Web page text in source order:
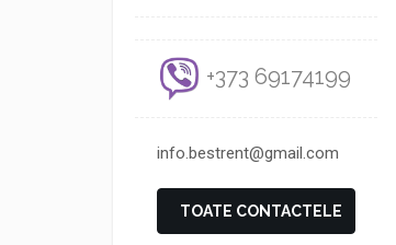
+373 69174199
info.bestrent@gmail.com
TOATE CONTACTELE